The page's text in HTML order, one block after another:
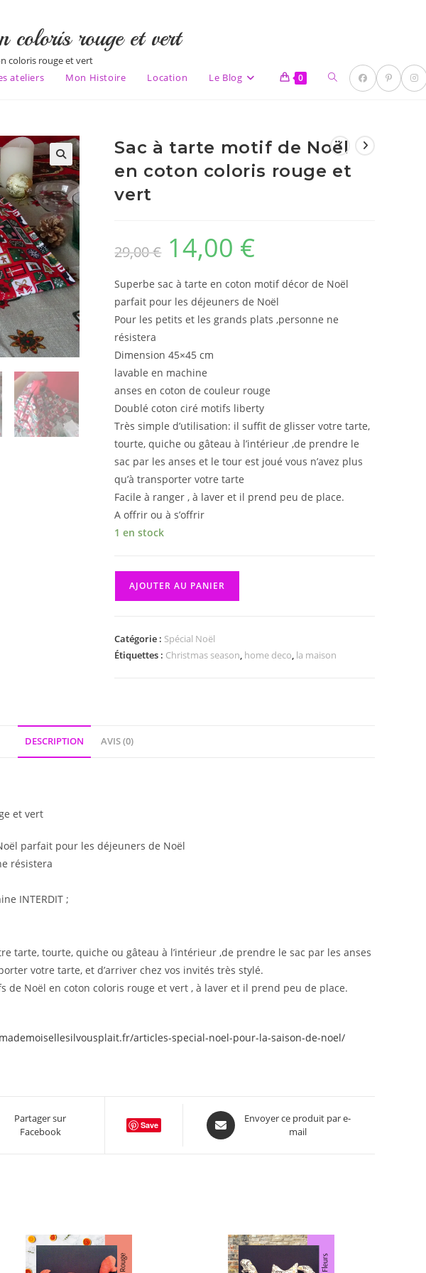
ateliers Mon Histoire Location Le Blog 0 Toggle
website
coloris rouge et vert
coloris rouge et vert
🔍
Sac à tarte motif de Noël
en coton coloris rouge et
vert
29,00€
Le
prix
initial
29,00 €.
14,00 €
14,00 €.
Superbe sac à tarte en coton motif décor de Noël
parfait pour les déjeuners de Noël
Pour les petits et les grands plats ,personne ne
résistera
Dimension 45×45 cm
lavable en machine
anses en coton de couleur rouge
Doublé coton ciré motifs liberty
Très simple d’utilisation: il suffit de glisser votre tarte,
tourte, quiche ou gâteau à l’intérieur ,de prendre le
sac par les anses et le tour est joué vous n’avez plus
qu’à transporter votre tarte
Facile à ranger , à laver et il prend peu de place.
A offrir ou à s’offrir
1 en stock
tarte
coton
AJOUTER AU PANIER
Catégorie : Spécial Noël
Étiquettes : Christmas season, home deco, la maison
DESCRIPTION AVIS (0)
et vert
parfait pour les déjeuners de Noël
résistera
INTERDIT ;
tarte, tourte, quiche ou gâteau à l’intérieur ,de prendre le sac par les anses
votre tarte, et d’arriver chez vos invités très stylé.
de Noël en coton coloris rouge et vert , à laver et il prend peu de place.
articles-special-noel-pour-la-saison-de-noel/
Partager sur
Facebook
Save
Opens
in
Envoyer ce produit par e-
mail